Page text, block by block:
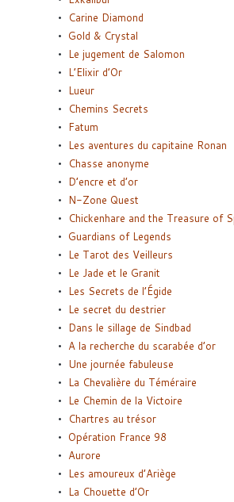
Carine Diamond
Gold & Crystal
Le jugement de Salomon
L’Elixir d’Or
Lueur
Chemins Secrets
Fatum
Les aventures du capitaine Ronan
Chasse anonyme
D’encre et d’or
N-Zone Quest
Chickenhare and the Treasure of
Guardians of Legends
Le Tarot des Veilleurs
Le Jade et le Granit
Les Secrets de l’Égide
Le secret du destrier
Dans le sillage de Sindbad
A la recherche du scarabée d’or
Une journée fabuleuse
La Chevalière du Téméraire
Le Chemin de la Victoire
Chartres au trésor
Opération France 98
Aurore
Les amoureux d’Ariège
La Chouette d’Or